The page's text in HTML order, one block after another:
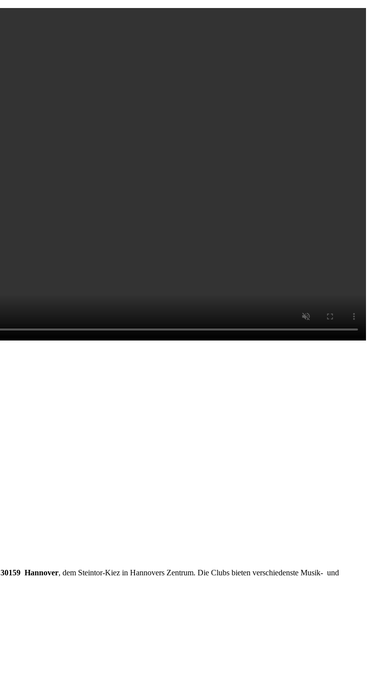
30159 Hannover, dem Steintor-Kiez in Hannovers Zentrum. Die Clubs bieten verschiedenste Musik- und